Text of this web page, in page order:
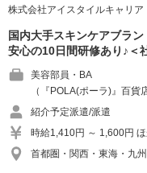
株式会社アイスタイルキャリア
国内大手スキンケアブラ
安心の10日間研修あり♪＜
美容部員・BA
（『POLA(ポーラ)』百貨
紹介予定派遣/派遣
時給1,410円 ～ 1,600円
首都圏・関西・東海・九